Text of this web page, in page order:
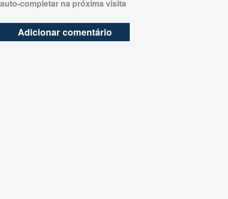
auto-completar na próxima visita